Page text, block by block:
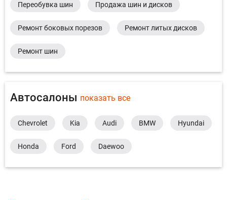
Переобувка шин Продажа шин и дисков
Ремонт боковых порезов Ремонт литых дисков
Ремонт шин
Автосалоны показать все
Chevrolet Kia Audi BMW Hyundai
Honda Ford Daewoo